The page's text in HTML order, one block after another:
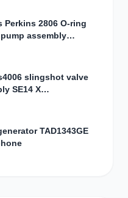
2806 O-ring
assembly
Price
slingshot valve
SE14 X
TAD1343GE